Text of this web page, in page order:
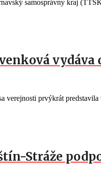
samosprávny kraj
vydáva
verejnosti prvýkrát
Stráže